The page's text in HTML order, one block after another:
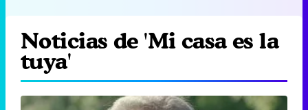
Noticias de 'Mi casa es la
tuya'